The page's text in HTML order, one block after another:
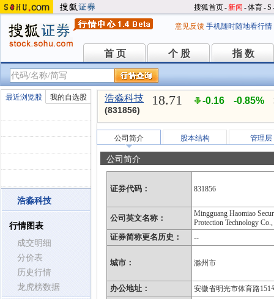
搜狐首页-新闻 -体育-S
意见反馈 手机随时随地看行情
首 页
首 页 个 股
个 股 指 数
指 数
最近浏览股 我的自选股
浩淼科技
行情图表
成交明细
分价表
历史行情
龙虎榜数据
浩淼科技
(831856)
18.71 -0.16 -0.85%
公司简介 股本结构 管理层
公司简介
证券代码： 831856
公司英文名称：
Mingguang Haomiao
Protection Technology
证券简称更名历史： --
城市： 滁州市
办公地址： 安徽省明光市体育路151